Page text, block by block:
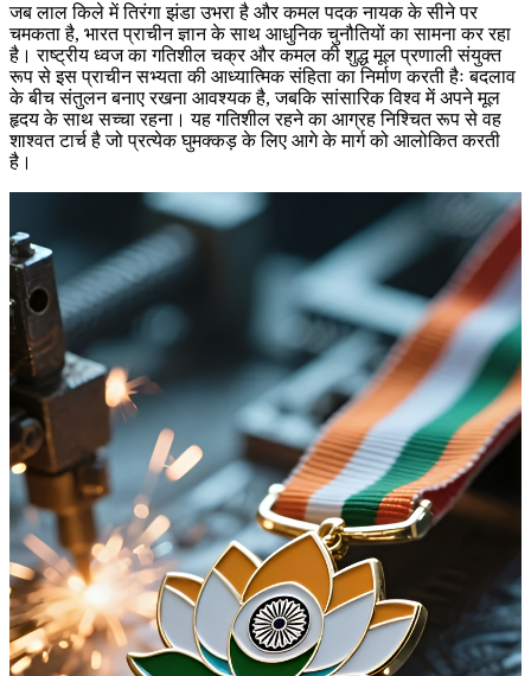
जब लाल किले में तिरंगा झंडा उभरा है और कमल पदक नायक के सीने पर
चमकता है, भारत प्राचीन ज्ञान के साथ आधुनिक चुनौतियों का सामना कर रहा
है। राष्ट्रीय ध्वज का गतिशील चक्र और कमल की शुद्ध मूल प्रणाली संयुक्त
रूप से इस प्राचीन सभ्यता की आध्यात्मिक संहिता का निर्माण करती हैः बदलाव
के बीच संतुलन बनाए रखना आवश्यक है, जबकि सांसारिक विश्व में अपने मूल
हृदय के साथ सच्चा रहना। यह गतिशील रहने का आग्रह निश्चित रूप से वह
शाश्वत टार्च है जो प्रत्येक घुमक्कड़ के लिए आगे के मार्ग को आलोकित करती
है।